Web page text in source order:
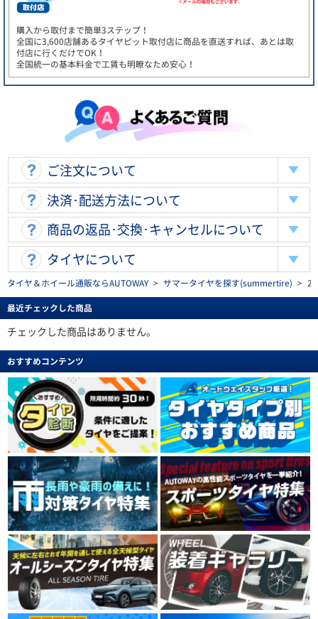
購入から取付まで簡単3ステップ！
全国に3,600店舗あるタイヤピット取付店に商品を直送すれば、あとは取
付店に行くだけでOK！
全国統一の基本料金で工賃も明瞭なため安心！
ご注文について
決済･配送方法について
商品の返品･交換･キャンセルについて
タイヤについて
タイヤ＆ホイール通販ならAUTOWAY > サマータイヤを探す(summertire) >
最近チェックした商品
チェックした商品はありません。
おすすめコンテンツ